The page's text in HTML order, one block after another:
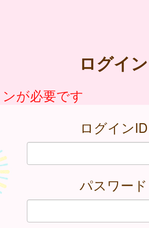
ログイン
が必要です
ログインID
パスワード